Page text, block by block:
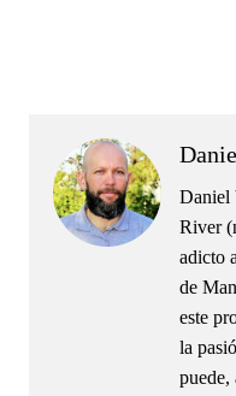
Daniel
River
adicto
de
este
la
puede,